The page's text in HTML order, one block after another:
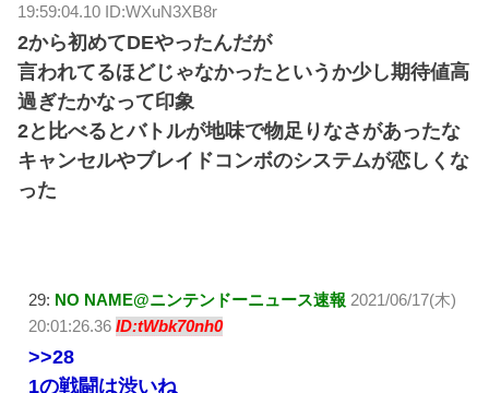
19:59:04.10 ID:WXuN3XB8r
2から初めてDEやったんだが
言われてるほどじゃなかったというか少し期待値高
過ぎたかなって印象
2と比べるとバトルが地味で物足りなさがあったな
キャンセルやブレイドコンボのシステムが恋しくな
った
29: NO NAME@ニンテンドーニュース速報 2021/06/17(木)
20:01:26.36ID:tWbk70nh0
>>28
1の戦闘は渋いね